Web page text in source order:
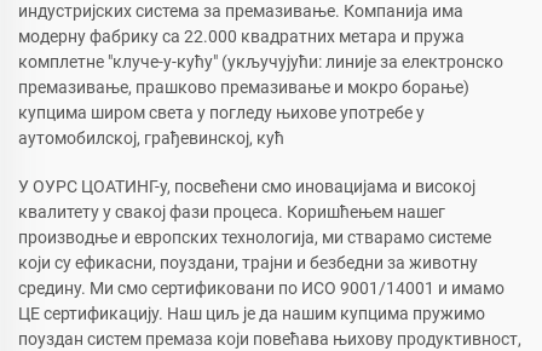
индустријских система за премазивање. Компанија има
модерну фабрику са 22.000 квадратних метара и пружа
комплетне "клуче-у-кућу" (укључујући: линије за електронско
премазивање, прашково премазивање и мокро борање)
купцима широм света у погледу њихове употребе у
аутомобилској, грађевинској, кућ
У ОУРС ЦОАТИНГ-у, посвећени смо иновацијама и високој
квалитету у свакој фази процеса. Коришћењем нашег
производње и европских технологија, ми стварамо системе
који су ефикасни, поуздани, трајни и безбедни за животну
средину. Ми смо сертификовани по ИСО 9001/14001 и имамо
ЦЕ сертификацију. Наш циљ је да нашим купцима пружимо
поуздан систем премаза који повећава њихову продуктивност,